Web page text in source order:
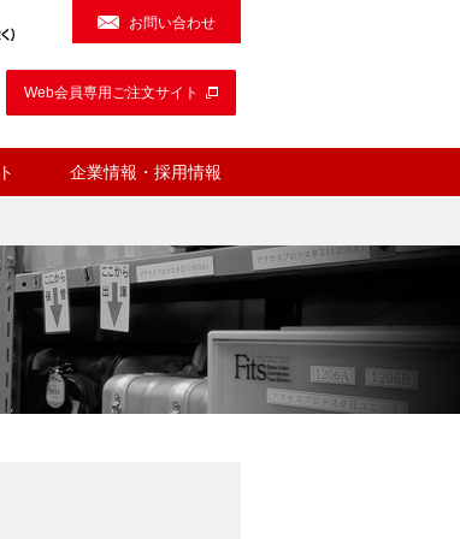
お問い合わせ
Web会員専用ご注文サイト
企業情報・採用情報